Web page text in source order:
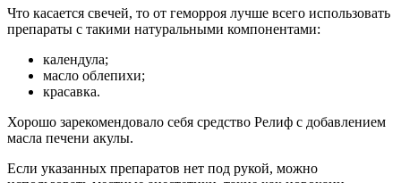
Что касается свечей, то от геморроя лучше всего использовать
препараты с такими натуральными компонентами:
календула;
масло облепихи;
красавка.
Хорошо зарекомендовало себя средство Релиф с добавлением
масла печени акулы.
Если указанных препаратов нет под рукой, можно